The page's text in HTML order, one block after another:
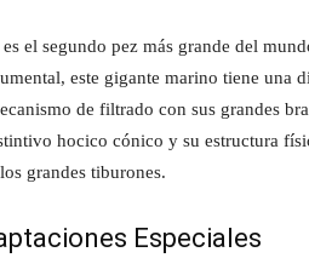
el segundo pez más grande del
este gigante marino tiene una
de filtrado con sus grandes
hocico cónico y su estructura
grandes tiburones.
Especiales